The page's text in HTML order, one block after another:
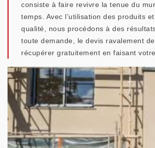
consiste à faire revivre la tenue du
temps. Avec l’utilisation des produits
qualité, nous procédons à des
toute demande, le devis ravalement
récupérer gratuitement en faisant